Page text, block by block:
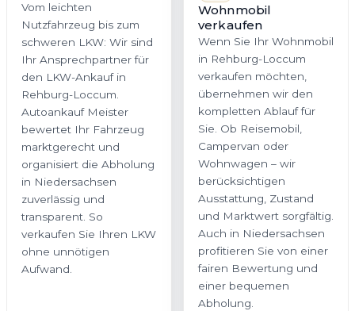
Vom leichten
Nutzfahrzeug bis zum
schweren LKW: Wir sind
Ihr Ansprechpartner für
den LKW-Ankauf in
Rehburg-Loccum.
Autoankauf Meister
bewertet Ihr Fahrzeug
marktgerecht und
organisiert die Abholung
in Niedersachsen
zuverlässig und
transparent. So
verkaufen Sie Ihren LKW
ohne unnötigen
Aufwand.
Wohnmobil
verkaufen
Wenn Sie Ihr Wohnmobil
in Rehburg-Loccum
verkaufen möchten,
übernehmen wir den
kompletten Ablauf für
Sie. Ob Reisemobil,
Campervan oder
Wohnwagen – wir
berücksichtigen
Ausstattung, Zustand
und Marktwert sorgfältig.
Auch in Niedersachsen
profitieren Sie von einer
fairen Bewertung und
einer bequemen
Abholung.